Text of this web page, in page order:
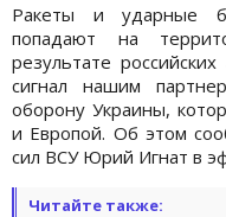
Ракеты и ударные
попадают на
результате
сигнал нашим
оборону Украины,
и Европой. Об этом
сил ВСУ Юрий Игнат в
Читайте также: